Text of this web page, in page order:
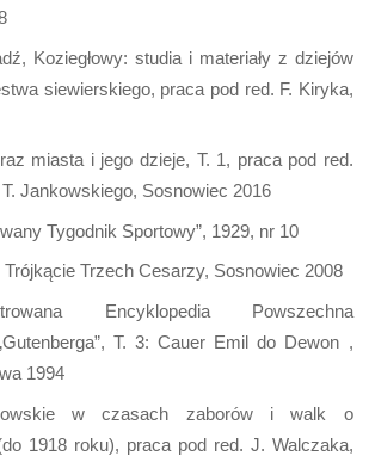
Koziegłowy: studia i materiały z dziejów
siewierskiego, praca pod red. F. Kiryka,
miasta i jego dzieje, T. 1, praca pod red.
Jankowskiego, Sosnowiec 2016
Tygodnik Sportowy”, 1929, nr 10
Trzech Cesarzy, Sosnowiec 2008
Encyklopedia Powszechna
T. 3: Cauer Emil do Dewon ,
1994
w czasach zaborów i walk o
1918 roku), praca pod red. J. Walczaka,